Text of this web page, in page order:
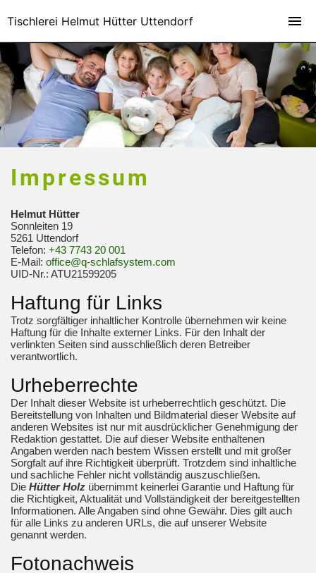
Impressum
Helmut Hütter
Sonnleiten 19
5261 Uttendorf
Telefon: +43 7743 20 001
E-Mail: office@q-schlafsystem.com
UID-Nr.: ATU21599205
Haftung für Links
Trotz sorgfältiger inhaltlicher Kontrolle übernehmen wir keine
Haftung für die Inhalte externer Links. Für den Inhalt der
verlinkten Seiten sind ausschließlich deren Betreiber
verantwortlich.
Urheberrechte
Der Inhalt dieser Website ist urheberrechtlich geschützt. Die
Bereitstellung von Inhalten und Bildmaterial dieser Website auf
anderen Websites ist nur mit ausdrücklicher Genehmigung der
Redaktion gestattet. Die auf dieser Website enthaltenen
Angaben werden nach bestem Wissen erstellt und mit großer
Sorgfalt auf ihre Richtigkeit überprüft. Trotzdem sind inhaltliche
und sachliche Fehler nicht vollständig auszuschließen.
Die Hütter Holz übernimmt keinerlei Garantie und Haftung für
die Richtigkeit, Aktualität und Vollständigkeit der bereitgestellten
Informationen. Alle Angaben sind ohne Gewähr. Dies gilt auch
für alle Links zu anderen URLs, die auf unserer Website
genannt werden.
Fotonachweis
Tischlerei Helmut Hütter Uttendorf